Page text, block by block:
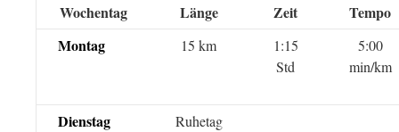
Wochentag
Länge Zeit
Tempo
Montag
15 km
1:15
Std
5:00
min/km
Dienstag Ruhetag